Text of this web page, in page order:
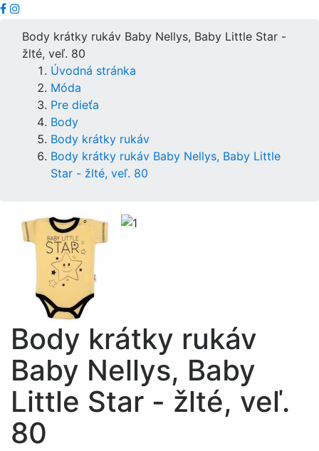
Body krátky rukáv Baby Nellys, Baby Little Star -
žlté, veľ. 80
Úvodná stránka
Móda
Pre dieťa
Body
Body krátky rukáv
Body krátky rukáv Baby Nellys, Baby Little
Star - žlté, veľ. 80
Body krátky rukáv
Baby Nellys, Baby
Little Star - žlté, veľ.
80